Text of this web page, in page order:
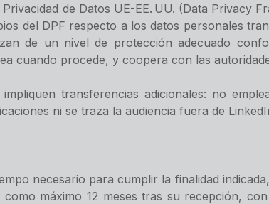
de Datos UE-EE. UU. (Data Privacy
del DPF respecto a los datos personales
de un nivel de protección adecuado
cuando procede, y coopera con las
transferencias adicionales: no
ni se traza la audiencia fuera de
necesario para cumplir la finalidad
máximo 12 meses tras su recepción,